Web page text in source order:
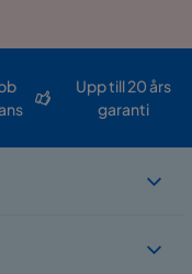
Upp till 20 års
garanti